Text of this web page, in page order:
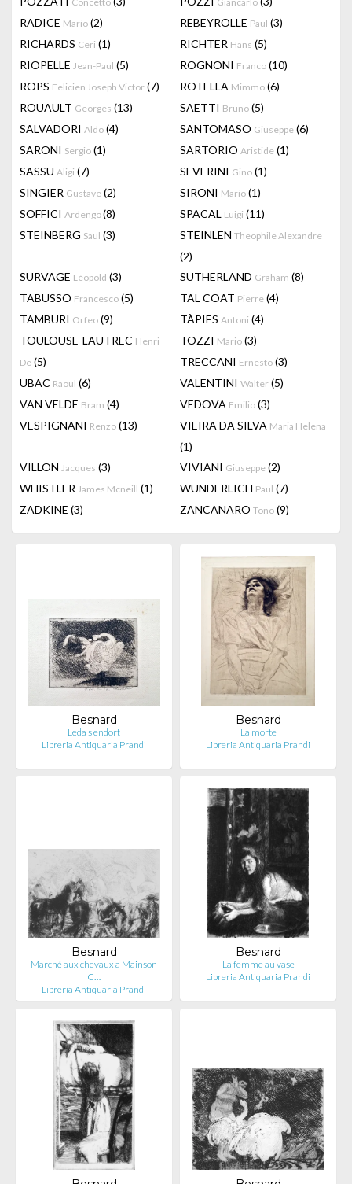
RADICE Mario (2) REBEYROLLE Paul (3)
RICHARDS Ceri (1) RICHTER Hans (5)
RIOPELLE Jean-Paul (5) ROGNONI Franco (10)
ROPS Felicien Joseph Victor (7) ROTELLA Mimmo (6)
ROUAULT Georges (13) SAETTI Bruno (5)
SALVADORI Aldo (4) SANTOMASO Giuseppe (6)
SARONI Sergio (1) SARTORIO Aristide (1)
SASSU Aligi (7) SEVERINI Gino (1)
SINGIER Gustave (2) SIRONI Mario (1)
SOFFICI Ardengo(8) SPACAL Luigi (11)
STEINBERG Saul (3) STEINLEN Theophile Alexandre
(2)
SURVAGE Léopold (3) SUTHERLAND Graham (8)
TABUSSO Francesco (5) TAL COAT Pierre (4)
TAMBURI Orfeo (9) TÀPIES Antoni (4)
TOULOUSE-LAUTREC Henri
De (5)
TOZZI Mario (3)
TRECCANI Ernesto (3)
UBAC Raoul (6) VALENTINI Walter (5)
VAN VELDE Bram (4) VEDOVA Emilio (3)
VESPIGNANI Renzo (13) VIEIRA DA SILVA Maria Helena
(1)
VILLON Jacques (3) VIVIANI Giuseppe (2)
WHISTLER James Mcneill (1) WUNDERLICH Paul (7)
ZADKINE (3) ZANCANARO Tono (9)
Besnard
Leda s'endort
Libreria Antiquaria Prandi
Besnard
La morte
Libreria Antiquaria Prandi
Besnard
Marché aux chevaux a Mainson
C…
Libreria Antiquaria Prandi
Besnard
La femme au vase
Libreria Antiquaria Prandi